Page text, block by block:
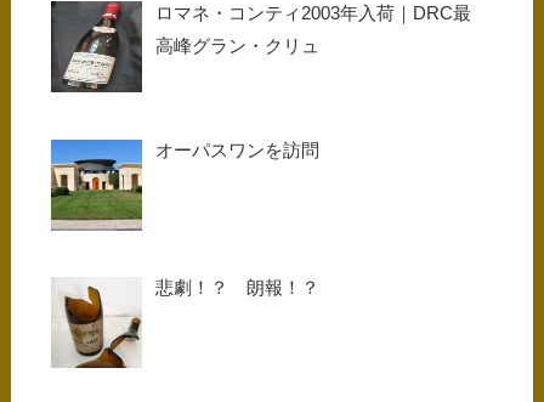
ロマネ・コンティ2003年入荷｜DRC最
高峰グラン・クリュ
オーパスワンを訪問
悲劇！？ 朗報！？